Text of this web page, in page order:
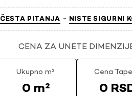
ČESTA PITANJA - NISTE SIGURNI
CENA ZA UNETE
Ukupno m²
0 m²
Cena
0